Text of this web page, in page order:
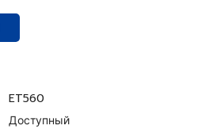
ET560
Доступный